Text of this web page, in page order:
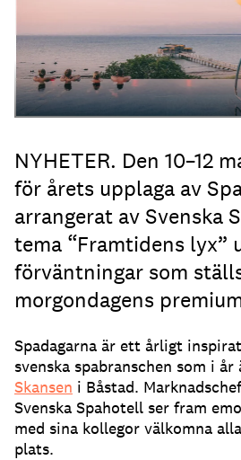
NYHETER. Den 10–12
för årets upplaga av
arrangerat av Svenska
tema “Framtidens lyx”
förväntningar som
morgondagens
Spadagarna är ett årligt
svenska spabranschen som i år
Skansen i Båstad.
Svenska Spahotell ser fram
med sina kollegor välkomna
plats.